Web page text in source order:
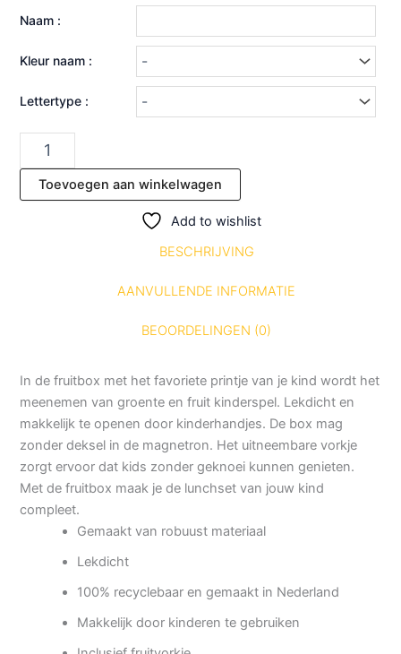
Naam :
Kleur naam :
Lettertype :
Toevoegen aan winkelwagen
Add to wishlist
BESCHRIJVING
AANVULLENDE INFORMATIE
BEOORDELINGEN (0)
In de fruitbox met het favoriete printje van je kind wordt het
meenemen van groente en fruit kinderspel. Lekdicht en
makkelijk te openen door kinderhandjes. De box mag
zonder deksel in de magnetron. Het uitneembare vorkje
zorgt ervoor dat kids zonder geknoei kunnen genieten.
Met de fruitbox maak je de lunchset van jouw kind
compleet.
Gemaakt van robuust materiaal
Lekdicht
100% recyclebaar en gemaakt in Nederland
Makkelijk door kinderen te gebruiken